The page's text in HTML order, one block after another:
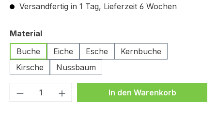
Versandfertig in 1 Tag, Lieferzeit 6 Wochen
Materialauswählen
Buche
Eiche Esche
Kernbuche
Kirsche
Nussbaum
Produkt Anzahl: Gib denIn den Warenkorb